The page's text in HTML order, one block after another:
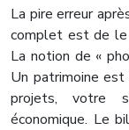
La pire erreur
complet est de le
La notion de «
Un patrimoine
projets, votre
économique. Le